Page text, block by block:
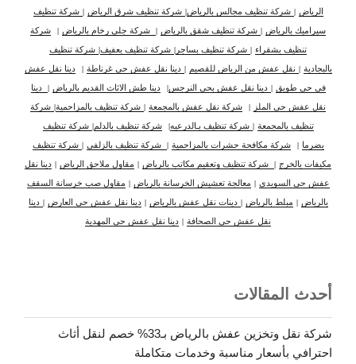
الرياض | شركة تنظيف مجالس بالرياض| شركة تنظيف شرق الرياض | شركة تنظيف
سيراميك بالرياض | شركة تنظيف شقق بالرياض | شركة جلى رخام بالرياض | شركة
تنظيف بشقراء | شركة تنظيف بساجر | شركة تنظيف بعفيف| شركة تنظيف
بالبجادية | نقل عفش من الرياض للقصيم | دينا نقل عفش حي غرناطة |دينا نقل عفش
في حي طويق | دينا نقل عفش بحي النرجس|دينا طش الاثاث القديم بالرياض | دينا
نقل عفش حي الملز | شركة نقل عفش بالمجمعة | شركة تنظيف بالمزاحمية| شركة
تنظيف بالمجمعة | شركة تنظيف بـالدرعيه|شركة تنظيف بالدلم| شركة تنظيف
بضرما |شركة مكافحة حشرات بالمزاحمية | شركة تنظيف بالزلفي | شركة تنظيف
مكيفات بالخرج | شركة تنظيف وتعقيم مكاتب بالرياض | مقاول ملاحق الرياض | دينا نقل
عفش حي السويدي | معالجة تعشيش الخرسانة بالرياض | مقاول صب خرسانة السقف
بالرياض | مبلط بالرياض | دينات نقل عفش بالرياض |دينا نقل عفش حي العارض | دينا
نقل عفش حي الصحافة | دينا نقل عفش حي المهدية
أحدث المقالات
شركة نقل وتخزين عفش بالرياض بـ33% خصم لنقل أثاث
احترافي بأسعار مناسبة وخدمات متكاملة